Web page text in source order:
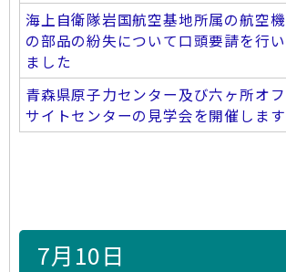
海上自衛隊岩国航空基地所属の航空機
の部品の紛失について口頭要請を行い
ました
青森県原子力センター及び六ヶ所オフ
サイトセンターの見学会を開催します
7月10日